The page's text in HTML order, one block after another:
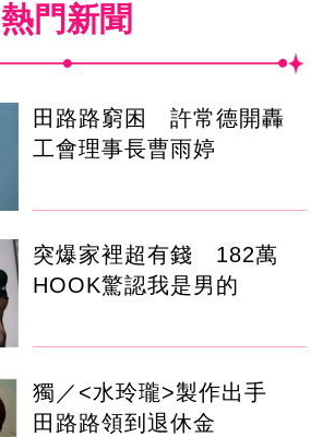
熱門新聞
田路路窮困 許常德開轟
工會理事長曹雨婷
突爆家裡超有錢 182萬
HOOK驚認我是男的
獨／<水玲瓏>製作出手
田路路領到退休金